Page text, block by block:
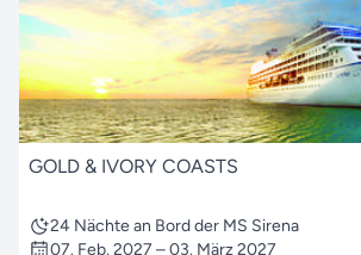
GOLD & IVORY COASTS
24 Nächte an Bord der MS Sirena
07. Feb. 2027 – 03. März 2027